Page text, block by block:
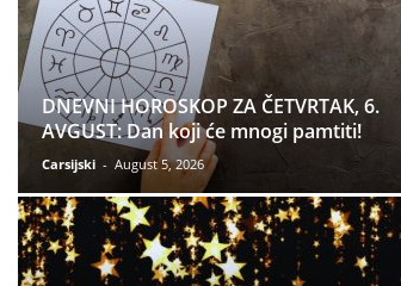
DNEVNI HOROSKOP ZA ČETVRTAK, 6.
AVGUST: Dan koji će mnogi pamtiti!
Carsijski - August 5, 2026